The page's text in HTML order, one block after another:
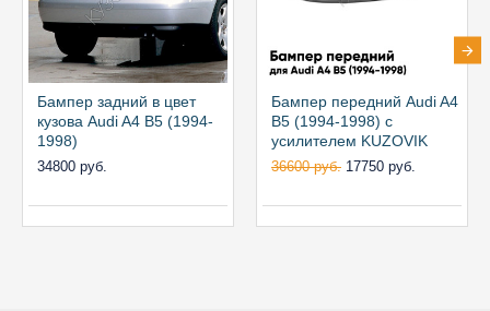
Бампер задний в цвет
кузова Audi A4 B5 (1994-
1998)
34800 руб.
Бампер передний Audi A4
B5 (1994-1998) с
усилителем KUZOVIK
36600 руб. 17750 руб.